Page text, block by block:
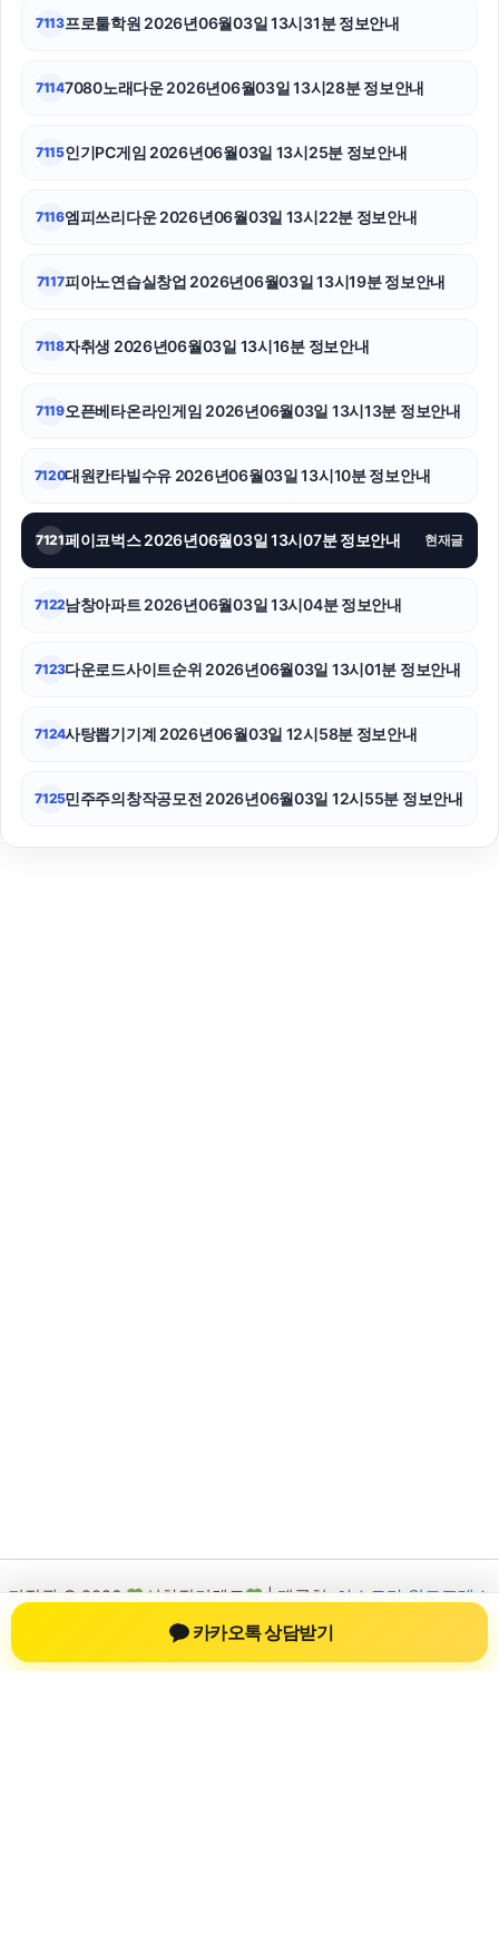
이혼변호사
김해이혼전문변호사
안산피부과
7113프로툴학원 2026년06월03일 13시31분 정보안내
71147080노래다운 2026년06월03일 13시28분 정보안내
7115인기PC게임 2026년06월03일 13시25분 정보안내
7116엠피쓰리다운 2026년06월03일 13시22분 정보안내
7117피아노연습실창업 2026년06월03일 13시19분 정보안내
7118자취생 2026년06월03일 13시16분 정보안내
7119오픈베타온라인게임 2026년06월03일 13시13분 정보안내
7120대원칸타빌수유 2026년06월03일 13시10분 정보안내
7121페이코벅스 2026년06월03일 13시07분 정보안내 현재글
7122남창아파트 2026년06월03일 13시04분 정보안내
7123다운로드사이트순위 2026년06월03일 13시01분 정보안내
7124사탕뽑기기계 2026년06월03일 12시58분 정보안내
7125민주주의창작공모전 2026년06월03일 12시55분 정보안내
저작권 © 2026 신차장기렌트 | 제공처:
아스트라 워드프레스
테마
카카오톡 상담받기